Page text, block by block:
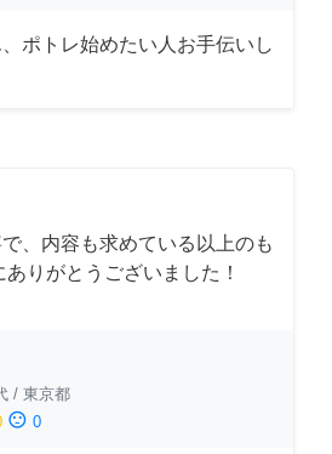
ポトレ始めたい人お手伝いし
、内容も求めている以上のも
りがとうございました！
/ 東京都
sentiment_dissatisfied 0